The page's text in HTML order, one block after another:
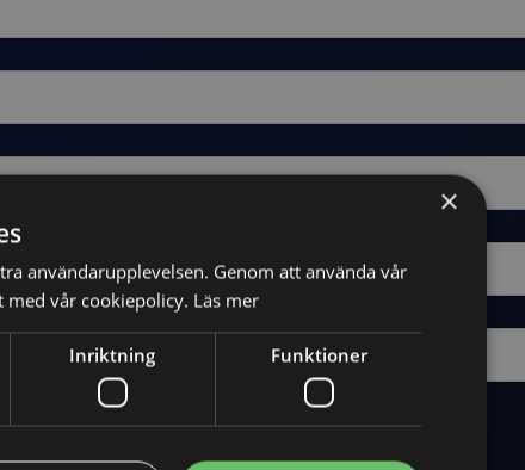
×
användarupplevelsen. Genom att använda vår
med vår cookiepolicy. Läs mer
Inriktning Funktioner